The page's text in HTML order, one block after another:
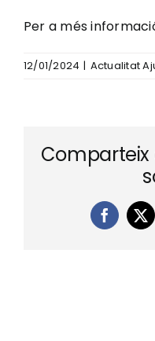
Per a més
12/01/2024 | Actualitat
Comparteix
Facebook
X